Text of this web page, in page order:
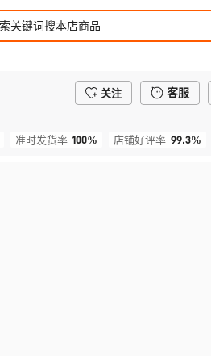
关注 客服
准时发货率 100% 店铺好评率 99.3%